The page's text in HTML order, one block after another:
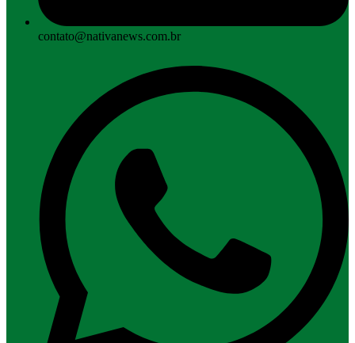
contato@nativanews.com.br